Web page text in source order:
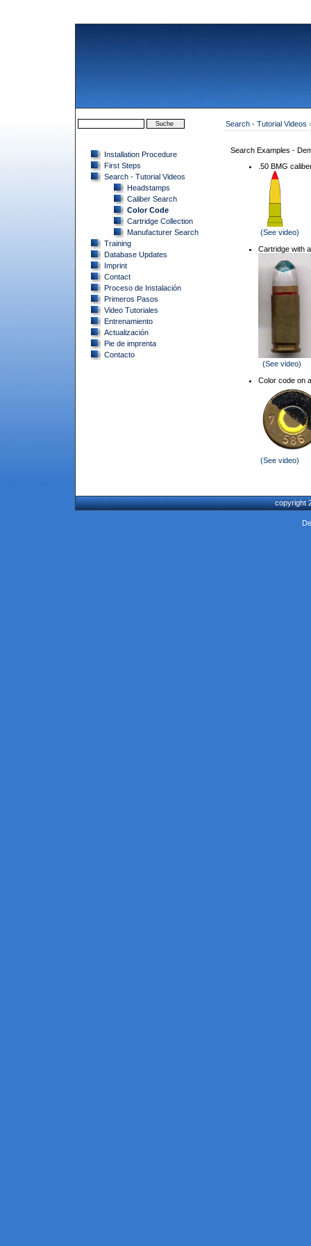
Installation Procedure
First Steps
Search - Tutorial Videos
Headstamps
Caliber Search
Color Code
Cartridge Collection
Manufacturer Search
Training
Database Updates
Imprint
Contact
Proceso de Instalación
Primeros Pasos
Video Tutoriales
Entrenamiento
Actualización
Pie de imprenta
Contacto
Search - Tutorial Videos
Search Examples -
.50 BMG
(See video)
Cartridge with
(See video)
Color code on
(See video)
copyright